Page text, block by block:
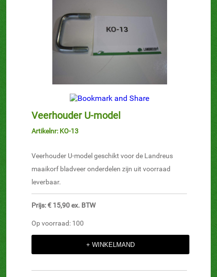
Veerhouder U-model
Artikelnr: KO-13
Veerhouder U-model geschikt voor de Landreus
maaikorf bladveer onderdelen zijn uit voorraad
leverbaar.
Prijs: € 15,90 ex. BTW
Op voorraad: 100